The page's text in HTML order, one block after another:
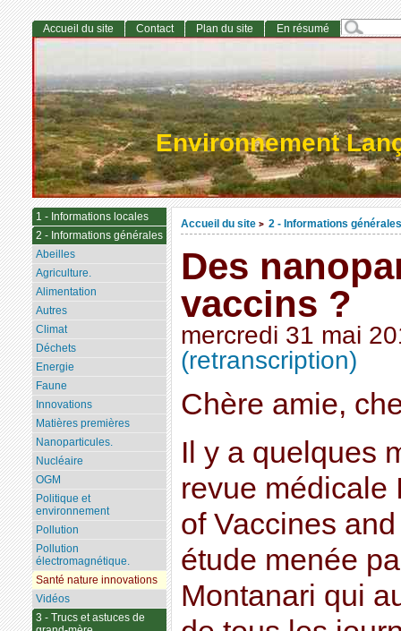
Environnement
Accueil du site > 2 - Informations générales
Des
vaccins ?
mercredi 31 mai
(retranscription)
Chère amie,
Il y a quelques
revue médicale
of Vaccines
étude menée
Montanari qui
Accueil du site Contact Plan du site En résumé
1 - Informations locales
2 - Informations générales
Abeilles
Agriculture.
Alimentation
Autres
Climat
Déchets
Energie
Faune
Innovations
Matières premières
Nanoparticules.
Nucléaire
OGM
Politique et
environnement
Pollution
Pollution
électromagnétique.
Santé nature innovations
Vidéos
3 - Trucs et astuces de